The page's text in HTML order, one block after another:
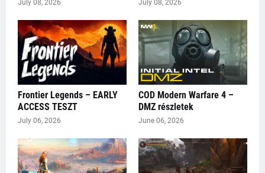
July 08, 2026 July 08, 2026
Frontier Legends – EARLY
ACCESS TESZT
July 06, 2026
COD Modern Warfare 4 –
DMZ részletek
June 06, 2026